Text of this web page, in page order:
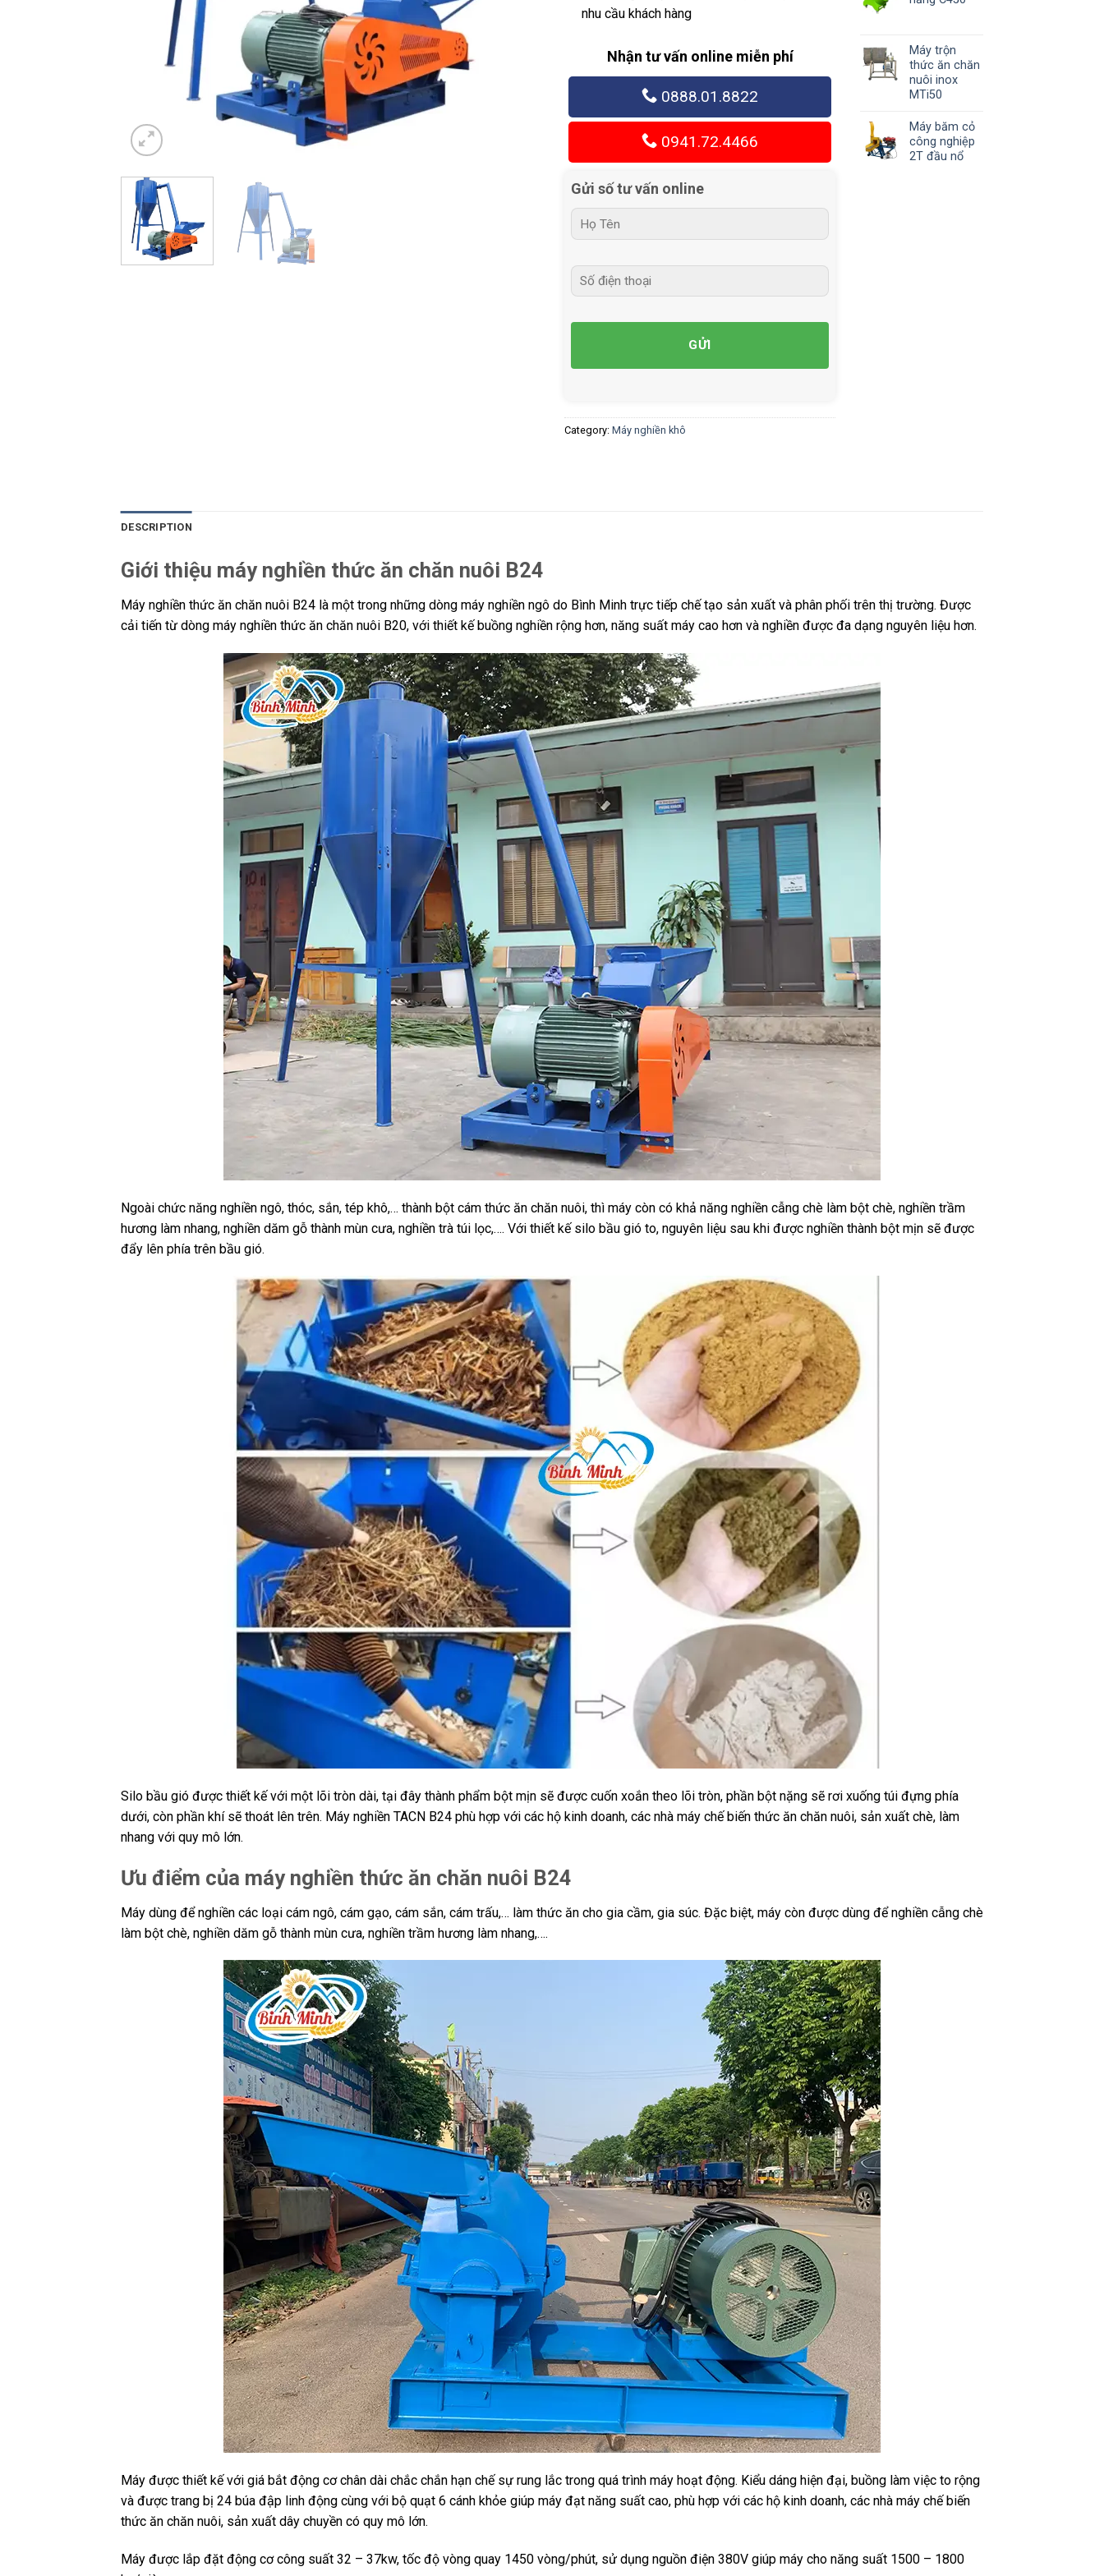
nhu cầu khách hàng
Nhận tư vấn online miễn phí
0888.01.8822
0941.72.4466
Gửi số tư vấn online
Category: Máy nghiền khô
Máy trộn
thức ăn chăn
nuôi inox
MTi50
Máy băm cỏ
công nghiệp
2T đầu nổ
DESCRIPTION
Giới thiệu máy nghiền thức ăn chăn nuôi B24
Máy nghiền thức ăn chăn nuôi B24 là một trong những dòng máy nghiền ngô do Bình Minh trực tiếp chế tạo sản xuất và phân phối trên thị trường. Được
cải tiến từ dòng máy nghiền thức ăn chăn nuôi B20, với thiết kế buồng nghiền rộng hơn, năng suất máy cao hơn và nghiền được đa dạng nguyên liệu hơn.
Ngoài chức năng nghiền ngô, thóc, sắn, tép khô,… thành bột cám thức ăn chăn nuôi, thì máy còn có khả năng nghiền cẫng chè làm bột chè, nghiền trầm
hương làm nhang, nghiền dăm gỗ thành mùn cưa, nghiền trà túi lọc,…. Với thiết kế silo bầu gió to, nguyên liệu sau khi được nghiền thành bột mịn sẽ được
đẩy lên phía trên bầu gió.
Silo bầu gió được thiết kế với một lõi tròn dài, tại đây thành phẩm bột mịn sẽ được cuốn xoắn theo lõi tròn, phần bột nặng sẽ rơi xuống túi đựng phía
dưới, còn phần khí sẽ thoát lên trên. Máy nghiền TACN B24 phù hợp với các hộ kinh doanh, các nhà máy chế biến thức ăn chăn nuôi, sản xuất chè, làm
nhang với quy mô lớn.
Ưu điểm của máy nghiền thức ăn chăn nuôi B24
Máy dùng để nghiền các loại cám ngô, cám gạo, cám sắn, cám trấu,… làm thức ăn cho gia cầm, gia súc. Đặc biệt, máy còn được dùng để nghiền cẫng chè
làm bột chè, nghiền dăm gỗ thành mùn cưa, nghiền trầm hương làm nhang,….
Máy được thiết kế với giá bắt động cơ chân dài chắc chắn hạn chế sự rung lắc trong quá trình máy hoạt động. Kiểu dáng hiện đại, buồng làm việc to rộng
và được trang bị 24 búa đập linh động cùng với bộ quạt 6 cánh khỏe giúp máy đạt năng suất cao, phù hợp với các hộ kinh doanh, các nhà máy chế biến
thức ăn chăn nuôi, sản xuất dây chuyền có quy mô lớn.
Máy được lắp đặt động cơ công suất 32 – 37kw, tốc độ vòng quay 1450 vòng/phút, sử dụng nguồn điện 380V giúp máy cho năng suất 1500 – 1800